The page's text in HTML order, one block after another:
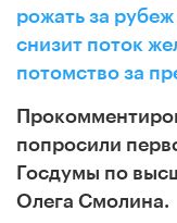
рожать за
снизит поток
потомство за
попросили
Госдумы по
Олега Смолина.